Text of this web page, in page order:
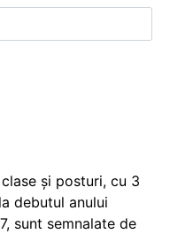
și posturi, cu 3
debutul anului
sunt semnalate de